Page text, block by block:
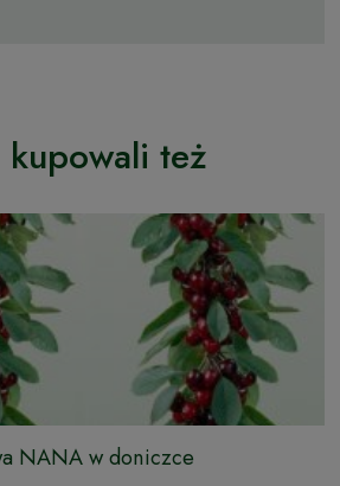
kupowali też
NANA w doniczce